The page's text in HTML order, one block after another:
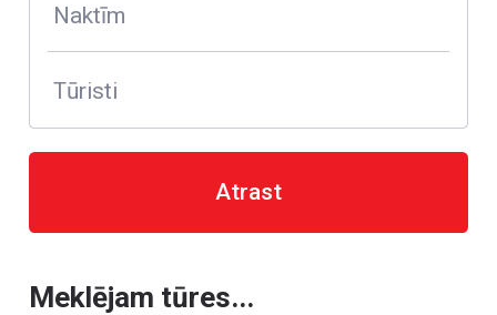
Naktīm
Tūristi
Atrast
Meklējam tūres...